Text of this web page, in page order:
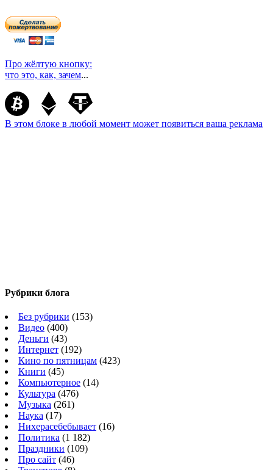
Про жёлтую кнопку:
что это, как, зачем...
В этом блоке в любой момент может появиться ваша реклама
Рубрики блога
Без рубрики (153)
Видео (400)
Деньги (43)
Интернет (192)
Кино по пятницам (423)
Книги (45)
Компьютерное (14)
Культура (476)
Музыка (261)
Наука (17)
Нихерасебебывает (16)
Политика (1 182)
Праздники (109)
Про сайт (46)